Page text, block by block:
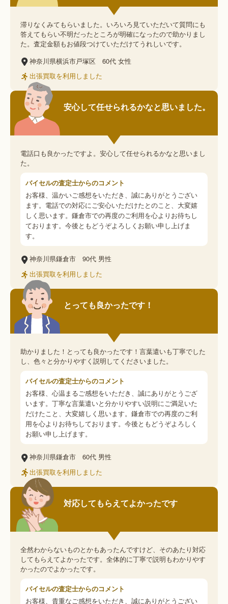
滞りなくみてもらいました。いろいろ見ていただいて質問にも
答えてもらい不明だったところが明確になったので助かりまし
た。査定金額もお値段つけていただけてうれしいです。
神奈川県横浜市戸塚区
60代 女性
出張買取を利用しました
安心して任せられるかなと思いました。
電話口も良かったですよ。安心して任せられるかなと思いまし
た。
バイセルの査定士からのコメント
お客様、温かいご感想をいただき、誠にありがとうござい
ます。電話での対応にご安心いただけたとのこと、大変嬉
しく思います。鎌倉市での再度のご利用を心よりお待ちし
ております。今後ともどうぞよろしくお願い申し上げま
す。
神奈川県鎌倉市 90代 男性
出張買取を利用しました
とっても良かったです！
助かりました！とっても良かったです！言葉遣いも丁寧でした
し、色々と分かりやすく説明してくださいました。
バイセルの査定士からのコメント
お客様、心温まるご感想をいただき、誠にありがとうござ
います。丁寧な言葉遣いと分かりやすい説明にご満足いた
だけたこと、大変嬉しく思います。鎌倉市での再度のご利
用を心よりお待ちしております。今後ともどうぞよろしく
お願い申し上げます。
神奈川県鎌倉市 60代 男性
出張買取を利用しました
対応してもらえてよかったです
全然わからないものとかもあったんですけど、そのあたり対応
してもらえてよかったです。全体的に丁寧で説明もわかりやす
かったのでよかったです。
バイセルの査定士からのコメント
お客様、貴重なご感想をいただき、誠にありがとうござい